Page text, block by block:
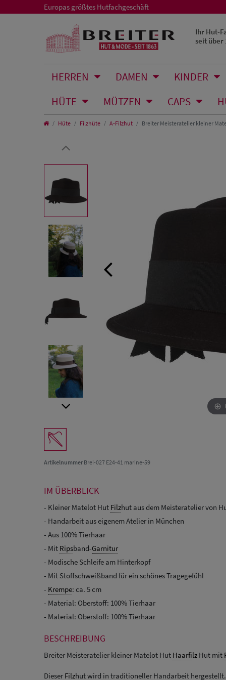
Europas größtes Hutfachgeschäft
Ihr Hut-
seit über
HERREN DAMEN KINDER
HÜTE
MÜTZEN CAPS
Hüte Filzhüte A-Filzhut Breiter Meisteratelier kleiner
ArtikelnummerBrei-027 E24-41 marine-59
IM ÜBERBLICK
- Kleiner Matelot Hut Filzhut aus dem Meisteratelier von
- Handarbeit aus eigenem Atelier in München
- Aus 100% Tierhaar
- Mit Ripsband-Garnitur
- Modische Schleife am Hinterkopf
- Mit Stoffschweißband für ein schönes Tragegefühl
- Krempe: ca. 5 cm
- Material: Oberstoff: 100% Tierhaar
- Material: Oberstoff: 100% Tierhaar
BESCHREIBUNG
Breiter Meisteratelier kleiner Matelot Hut Haarfilz Hut mit
Dieser Filzhut wird in traditioneller Handarbeit